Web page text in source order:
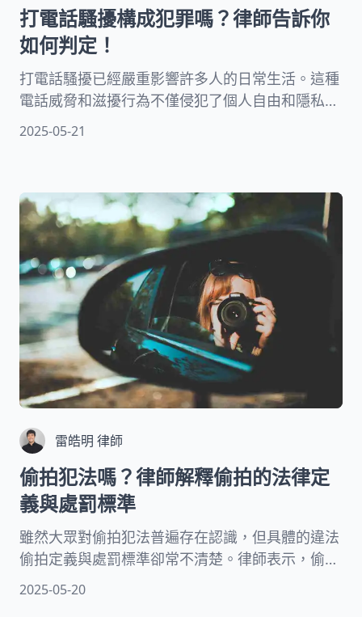
打電話騷擾構成犯罪嗎？律師告訴你
如何判定！
打電話騷擾已經嚴重影響許多人的日常生活。這種
電話威脅和滋擾行為不僅侵犯了個人自由和隱私，
更有可能觸犯法律，以下將介紹幾種電話騷擾常見
2025-05-21
雷皓明 律師
偷拍犯法嗎？律師解釋偷拍的法律定
義與處罰標準
雖然大眾對偷拍犯法普遍存在認識，但具體的違法
偷拍定義與處罰標準卻常不清楚。律師表示，偷拍
罪的構成要件包括非公開、無故等，最高可處7年
2025-05-20